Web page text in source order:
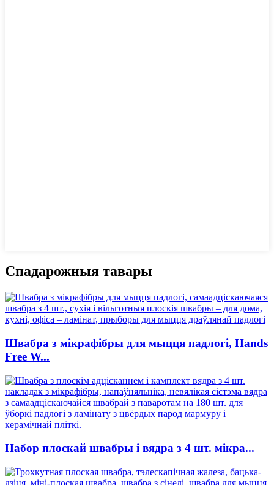
Спадарожныя тавары
Швабра з мікрафібры для мыцця падлогі, Hands
Free W...
Набор плоскай швабры і вядра з 4 шт. мікра...